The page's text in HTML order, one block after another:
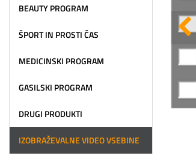
BEAUTY PROGRAM
ŠPORT IN PROSTI ČAS
MEDICINSKI PROGRAM
GASILSKI PROGRAM
DRUGI PRODUKTI
IZOBRAŽEVALNE VIDEO VSEBINE